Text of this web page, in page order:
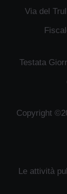
Via del
Testata
Copyright
Le attività